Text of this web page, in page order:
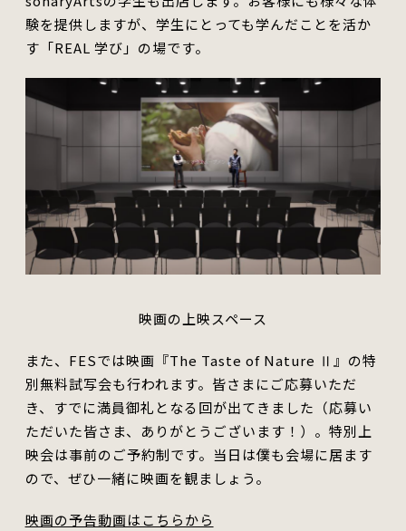
験を提供しますが、学生にとっても学んだことを活か
す「REAL 学び」の場です。
映画の上映スペース
また、FESでは映画『The Taste of Nature Ⅱ』の特
別無料試写会も行われます。 皆さまにご応募いただ
き、すでに満員御礼となる回が出てきました（応募い
ただいた皆さま、ありがとうございます！）。 特別上
映会は事前のご予約制です。当日は僕も会場に居ます
ので、ぜひ一緒に映画を観ましょう。
映画の予告動画はこちらから